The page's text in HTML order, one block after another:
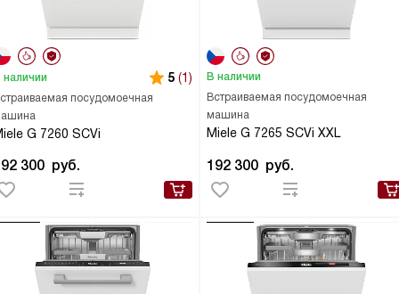
посудомоечная
G 7260 SCVi
наличии 5 (1)
300 руб.
Встраиваемая посудомоечная
машина
Miele G 7265 SCVi XXL
В наличии
192 300 руб.